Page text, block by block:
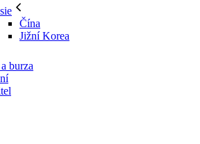
Čína
Jižní Korea
burza